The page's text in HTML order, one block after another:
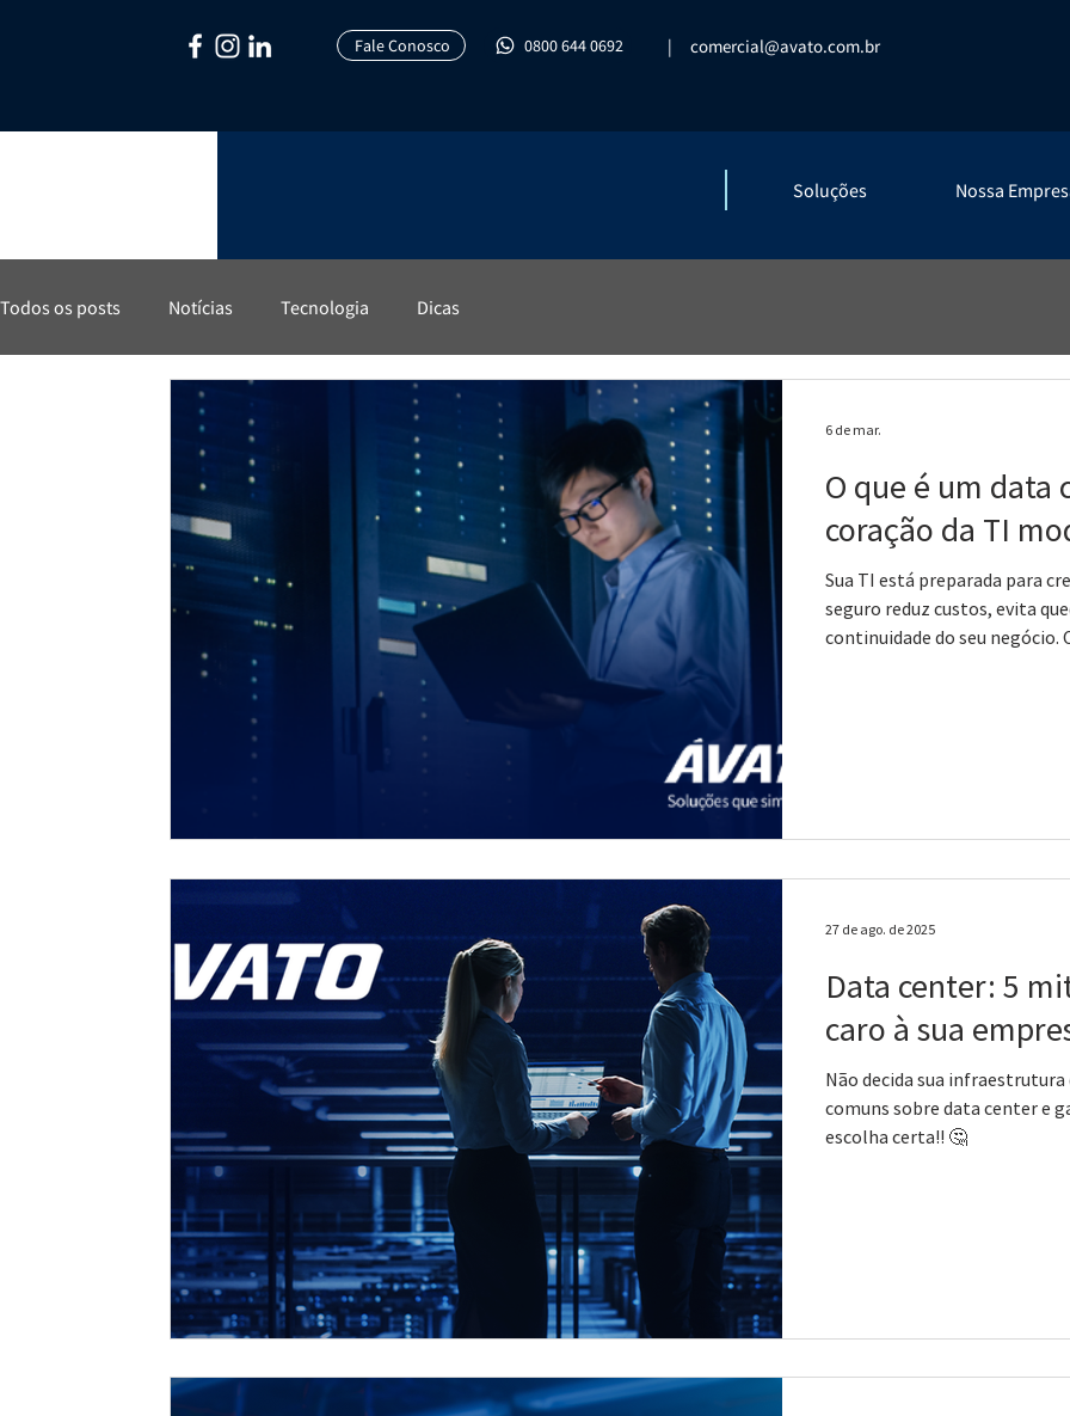
Fale Conosco 0800 644 0692 | comercial@avato.com.br
Soluções Nossa
Todos os posts Notícias Tecnologia Dicas
O que é um data
coração da TI
Sua TI está preparada para
seguro reduz custos, evita
continuidade do seu negócio.
6 de mar.
Data center: 5
caro à sua
Não decida sua
comuns sobre data center e
escolha certa!! 🤔
27 de ago. de 2025